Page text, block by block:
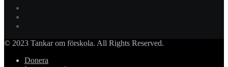
© 2023 Tankar om förskola. All Rights Reserved.
Donera